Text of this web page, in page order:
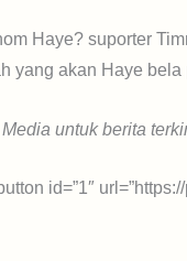
Haye? suporter
yang akan Haye
untuk berita
id=”1″